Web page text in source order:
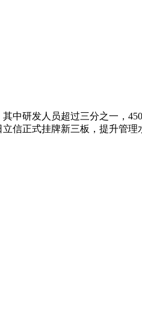
中研发人员超过三分之一，
信正式挂牌新三板，提升管理